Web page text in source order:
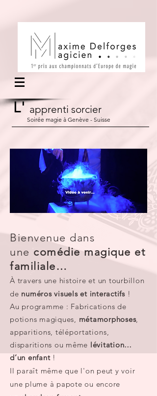
apprenti sorcier
Soirée magie à Genève - Suisse
L'
Bienvenue dans
une comédie magique et
familiale…
À travers une histoire et un tourbillon
de numéros visuels et interactifs!
Au programme : Fabrications de
potions magiques, métamorphoses,
apparitions, téléportations,
disparitions ou même lévitation…
d’un enfant!
Il paraît même que l'on peut y voir
une plume à papote ou encore